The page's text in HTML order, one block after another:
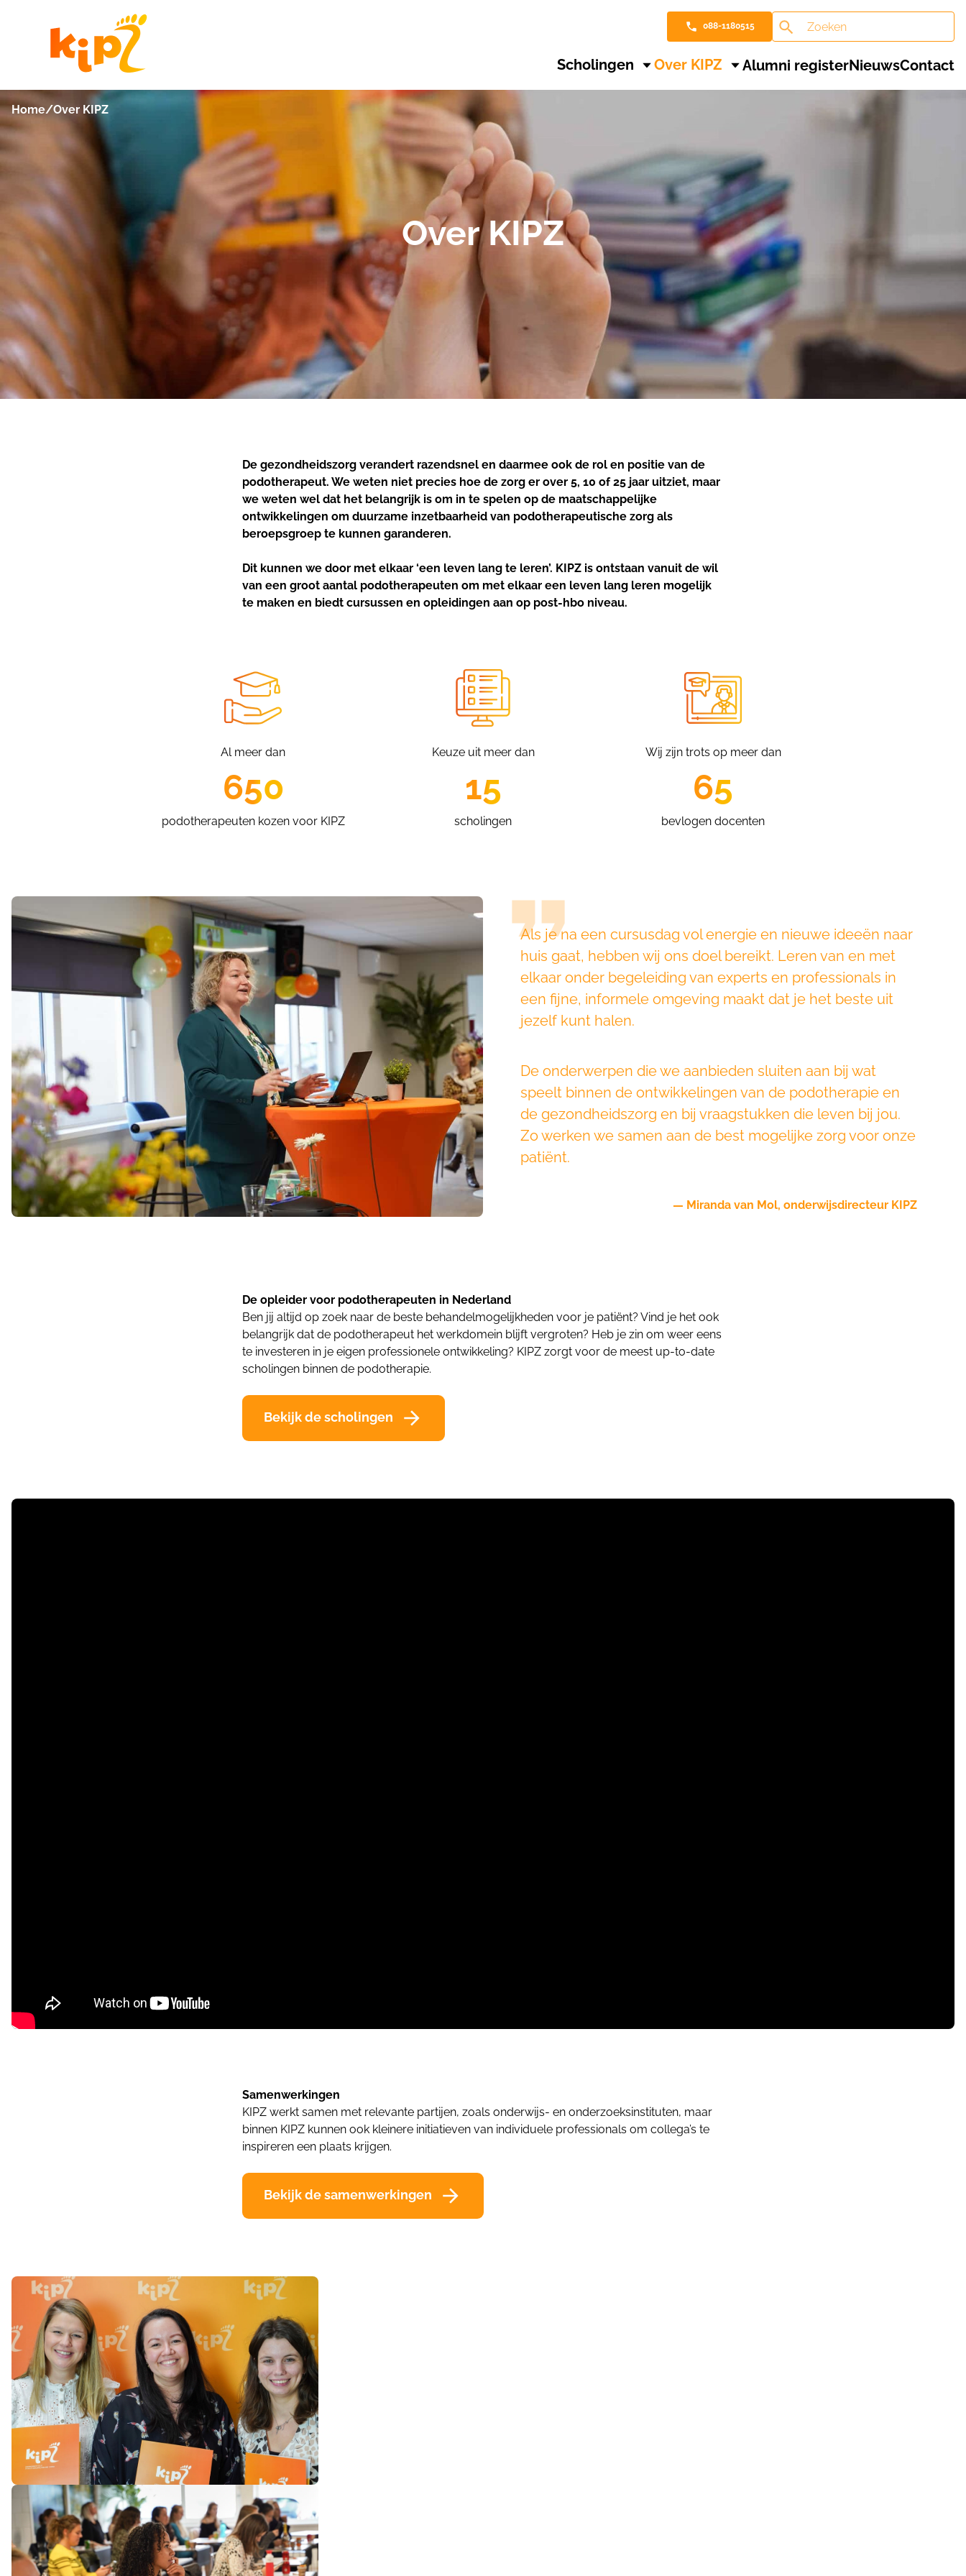
088-1180515
Scholingen Over KIPZ Alumni registerNieuwsContact
Home/Over KIPZ
Over KIPZ
De gezondheidszorg verandert razendsnel en daarmee ook de rol en positie van de
podotherapeut. We weten niet precies hoe de zorg er over 5, 10 of 25 jaar uitziet, maar
we weten wel dat het belangrijk is om in te spelen op de maatschappelijke
ontwikkelingen om duurzame inzetbaarheid van podotherapeutische zorg als
beroepsgroep te kunnen garanderen.
Dit kunnen we door met elkaar ‘een leven lang te leren’. KIPZ is ontstaan vanuit de wil
van een groot aantal podotherapeuten om met elkaar een leven lang leren mogelijk
te maken en biedt cursussen en opleidingen aan op post-hbo niveau.
Al meer dan
650
podotherapeuten kozen voor KIPZ
Keuze uit meer dan
15
scholingen
Wij zijn trots op meer dan
65
bevlogen docenten
Als je na een cursusdag vol energie en nieuwe ideeën naar
huis gaat, hebben wij ons doel bereikt. Leren van en met
elkaar onder begeleiding van experts en professionals in
een fijne, informele omgeving maakt dat je het beste uit
jezelf kunt halen.
De onderwerpen die we aanbieden sluiten aan bij wat
speelt binnen de ontwikkelingen van de podotherapie en
de gezondheidszorg en bij vraagstukken die leven bij jou.
Zo werken we samen aan de best mogelijke zorg voor onze
patiënt.
— Miranda van Mol, onderwijsdirecteur KIPZ
De opleider voor podotherapeuten in Nederland
Ben jij altijd op zoek naar de beste behandelmogelijkheden voor je patiënt? Vind je het ook
belangrijk dat de podotherapeut het werkdomein blijft vergroten? Heb je zin om weer eens
te investeren in je eigen professionele ontwikkeling? KIPZ zorgt voor de meest up-to-date
scholingen binnen de podotherapie.
Bekijk de scholingen
Samenwerkingen​
KIPZ werkt samen met relevante partijen, zoals onderwijs- en onderzoeksinstituten, maar
binnen KIPZ kunnen ook kleinere initiatieven van individuele professionals om collega’s te
inspireren een plaats krijgen.
Bekijk de samenwerkingen